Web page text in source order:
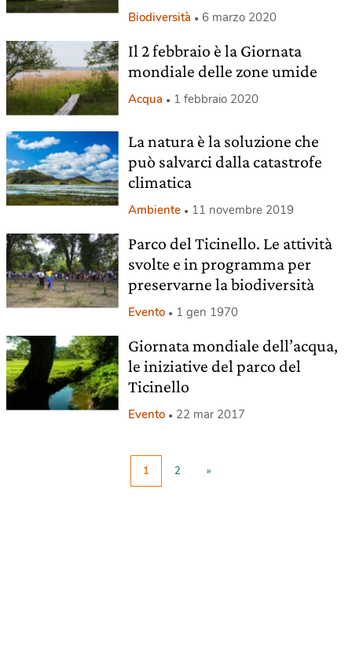
Biodiversità 6 marzo 2020
Il 2 febbraio è la Giornata
mondiale delle zone umide
Acqua 1 febbraio 2020
La natura è la soluzione che
può salvarci dalla catastrofe
climatica
Ambiente 11 novembre 2019
Parco del Ticinello. Le attività
svolte e in programma per
preservarne la biodiversità
Evento 1 gen 1970
Giornata mondiale dell’acqua,
le iniziative del parco del
Ticinello
Evento 22 mar 2017
1 2 »